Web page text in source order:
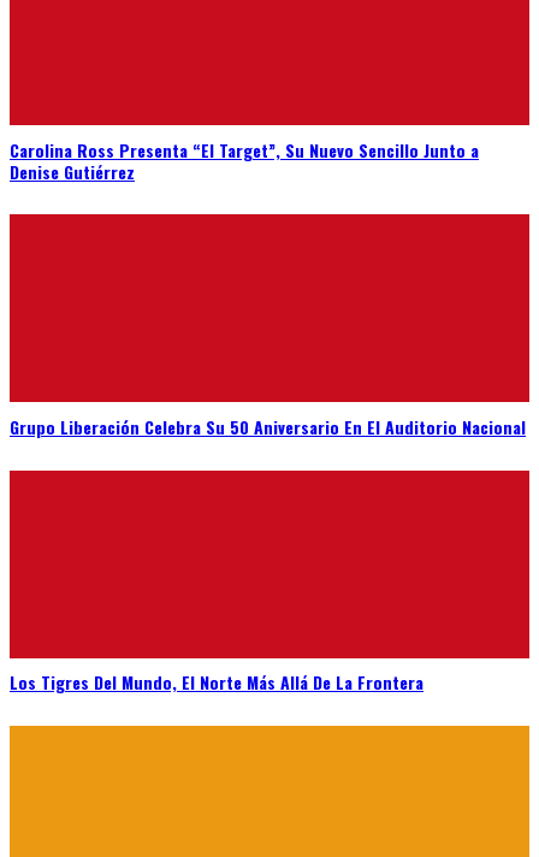
Carolina Ross Presenta “El Target”, Su Nuevo Sencillo Junto a
Denise Gutiérrez
Grupo Liberación Celebra Su 50 Aniversario En El Auditorio Nacional
Los Tigres Del Mundo, El Norte Más Allá De La Frontera